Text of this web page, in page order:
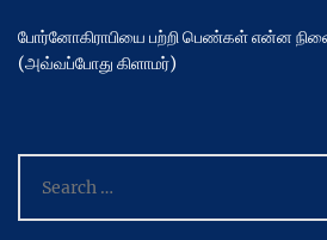
போர்னோகிராபியை பற்றி பெண்கள் என்ன
(அவ்வப்போது கிளாமர்)
for: